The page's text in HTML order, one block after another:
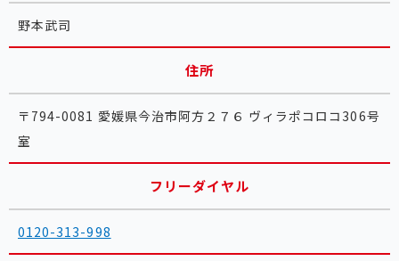
野本武司
住所
〒794-0081 愛媛県今治市阿方２７６ ヴィラポコロコ306号
室
フリーダイヤル
0120-313-998